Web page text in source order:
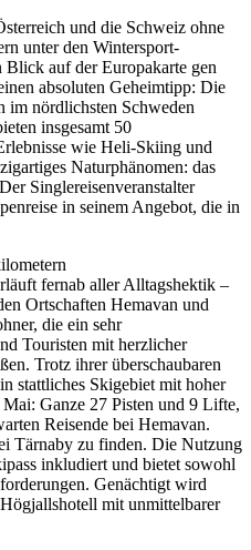
und die Schweiz ohne
unter den Wintersport-
Blick auf der Europakarte gen
absoluten Geheimtipp: Die
im nördlichsten Schweden
insgesamt 50
wie Heli-Skiing und
Naturphänomen: das
Singlereisenveranstalter
in seinem Angebot, die in
fernab aller Alltagshektik –
Ortschaften Hemavan und
die ein sehr
Touristen mit herzlicher
Trotz ihrer überschaubaren
stattliches Skigebiet mit hoher
Ganze 27 Pisten und 9 Lifte,
Reisende bei Hemavan.
Tärnaby zu finden. Die Nutzung
inkludiert und bietet sowohl
Genächtigt wird
mit unmittelbarer